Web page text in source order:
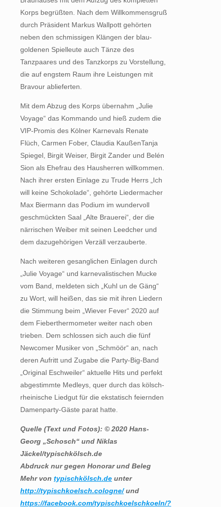
Korps begrüßten. Nach dem Willkommensgruß
durch Präsident Markus Wallpott gehörten
neben den schmissigen Klängen der blau-
goldenen Spielleute auch Tänze des
Tanzpaares und des Tanzkorps zu Vorstellung,
die auf engstem Raum ihre Leistungen mit
Bravour ablieferten.
Mit dem Abzug des Korps übernahm „Julie
Voyage“ das Kommando und hieß zudem die
VIP-Promis des Kölner Karnevals Renate
Flüch, Carmen Fober, Claudia KaußenTanja
Spiegel, Birgit Weiser, Birgit Zander und Belén
Sion als Ehefrau des Hausherren willkommen.
Nach ihrer ersten Einlage zu Trude Herrs „Ich
will keine Schokolade“, gehörte Liedermacher
Max Biermann das Podium im wundervoll
geschmückten Saal „Alte Brauerei“, der die
närrischen Weiber mit seinen Leedcher und
dem dazugehörigen Verzäll verzauberte.
Nach weiteren gesanglichen Einlagen durch
„Julie Voyage“ und karnevalistischen Mucke
vom Band, meldeten sich „Kuhl un de Gäng“
zu Wort, will heißen, das sie mit ihren Liedern
die Stimmung beim „Wiever Fever“ 2020 auf
dem Fieberthermometer weiter nach oben
trieben. Dem schlossen sich auch die fünf
Newcomer Musiker von „Schmöör“ an, nach
deren Aufritt und Zugabe die Party-Big-Band
„Original Eschweiler“ aktuelle Hits und perfekt
abgestimmte Medleys, quer durch das kölsch-
rheinische Liedgut für die ekstatisch feiernden
Damenparty-Gäste parat hatte.
Quelle (Text und Fotos): © 2020 Hans-
Georg „Schosch“ und Niklas
Jäckel/typischkölsch.de
Abdruck nur gegen Honorar und Beleg
Mehr von typischkölsch.de unter
http://typischkoelsch.cologne/und
https://facebook.com/typischkoelschkoeln/?